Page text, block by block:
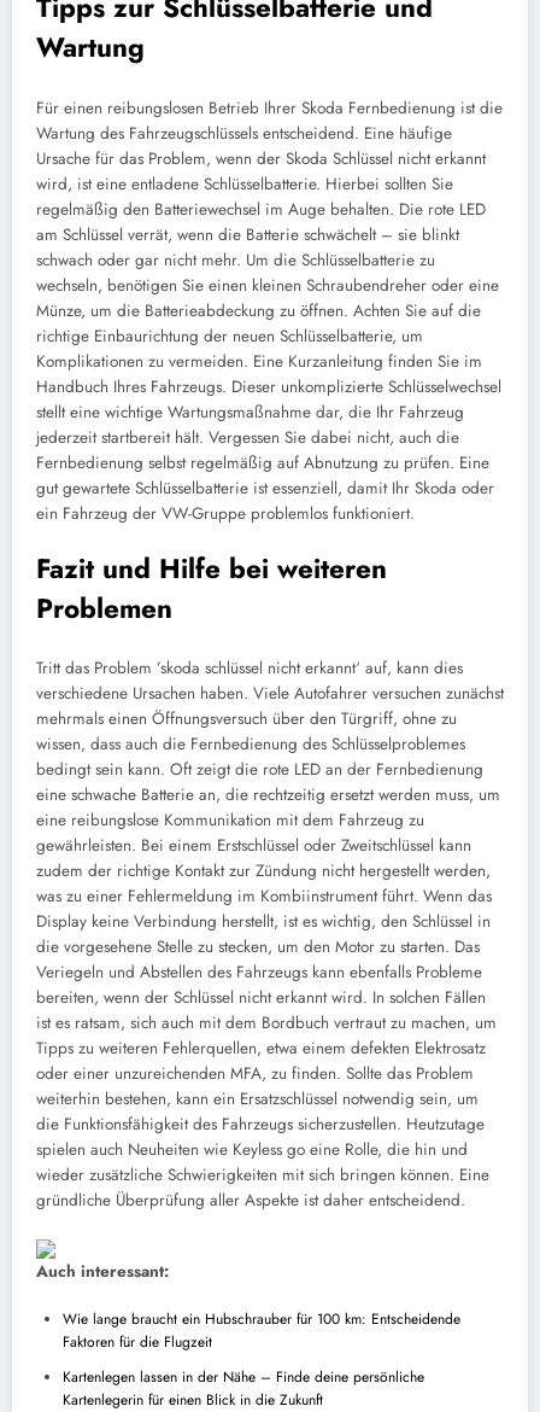
Wartung
Für einen reibungslosen Betrieb Ihrer Skoda Fernbedienung ist die
Wartung des Fahrzeugschlüssels entscheidend. Eine häufige
Ursache für das Problem, wenn der Skoda Schlüssel nicht erkannt
wird, ist eine entladene Schlüsselbatterie. Hierbei sollten Sie
regelmäßig den Batteriewechsel im Auge behalten. Die rote LED
am Schlüssel verrät, wenn die Batterie schwächelt – sie blinkt
schwach oder gar nicht mehr. Um die Schlüsselbatterie zu
wechseln, benötigen Sie einen kleinen Schraubendreher oder eine
Münze, um die Batterieabdeckung zu öffnen. Achten Sie auf die
richtige Einbaurichtung der neuen Schlüsselbatterie, um
Komplikationen zu vermeiden. Eine Kurzanleitung finden Sie im
Handbuch Ihres Fahrzeugs. Dieser unkomplizierte Schlüsselwechsel
stellt eine wichtige Wartungsmaßnahme dar, die Ihr Fahrzeug
jederzeit startbereit hält. Vergessen Sie dabei nicht, auch die
Fernbedienung selbst regelmäßig auf Abnutzung zu prüfen. Eine
gut gewartete Schlüsselbatterie ist essenziell, damit Ihr Skoda oder
ein Fahrzeug der VW-Gruppe problemlos funktioniert.
Fazit und Hilfe bei weiteren
Problemen
Tritt das Problem ’skoda schlüssel nicht erkannt‘ auf, kann dies
verschiedene Ursachen haben. Viele Autofahrer versuchen zunächst
mehrmals einen Öffnungsversuch über den Türgriff, ohne zu
wissen, dass auch die Fernbedienung des Schlüsselproblemes
bedingt sein kann. Oft zeigt die rote LED an der Fernbedienung
eine schwache Batterie an, die rechtzeitig ersetzt werden muss, um
eine reibungslose Kommunikation mit dem Fahrzeug zu
gewährleisten. Bei einem Erstschlüssel oder Zweitschlüssel kann
zudem der richtige Kontakt zur Zündung nicht hergestellt werden,
was zu einer Fehlermeldung im Kombiinstrument führt. Wenn das
Display keine Verbindung herstellt, ist es wichtig, den Schlüssel in
die vorgesehene Stelle zu stecken, um den Motor zu starten. Das
Veriegeln und Abstellen des Fahrzeugs kann ebenfalls Probleme
bereiten, wenn der Schlüssel nicht erkannt wird. In solchen Fällen
ist es ratsam, sich auch mit dem Bordbuch vertraut zu machen, um
Tipps zu weiteren Fehlerquellen, etwa einem defekten Elektrosatz
oder einer unzureichenden MFA, zu finden. Sollte das Problem
weiterhin bestehen, kann ein Ersatzschlüssel notwendig sein, um
die Funktionsfähigkeit des Fahrzeugs sicherzustellen. Heutzutage
spielen auch Neuheiten wie Keyless go eine Rolle, die hin und
wieder zusätzliche Schwierigkeiten mit sich bringen können. Eine
gründliche Überprüfung aller Aspekte ist daher entscheidend.
Auch interessant:
Wie lange braucht ein Hubschrauber für 100 km: Entscheidende
Faktoren für die Flugzeit
Kartenlegen lassen in der Nähe – Finde deine persönliche
Kartenlegerin für einen Blick in die Zukunft